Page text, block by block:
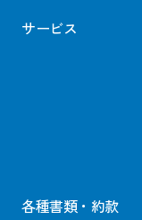
サービス
各種書類・約款